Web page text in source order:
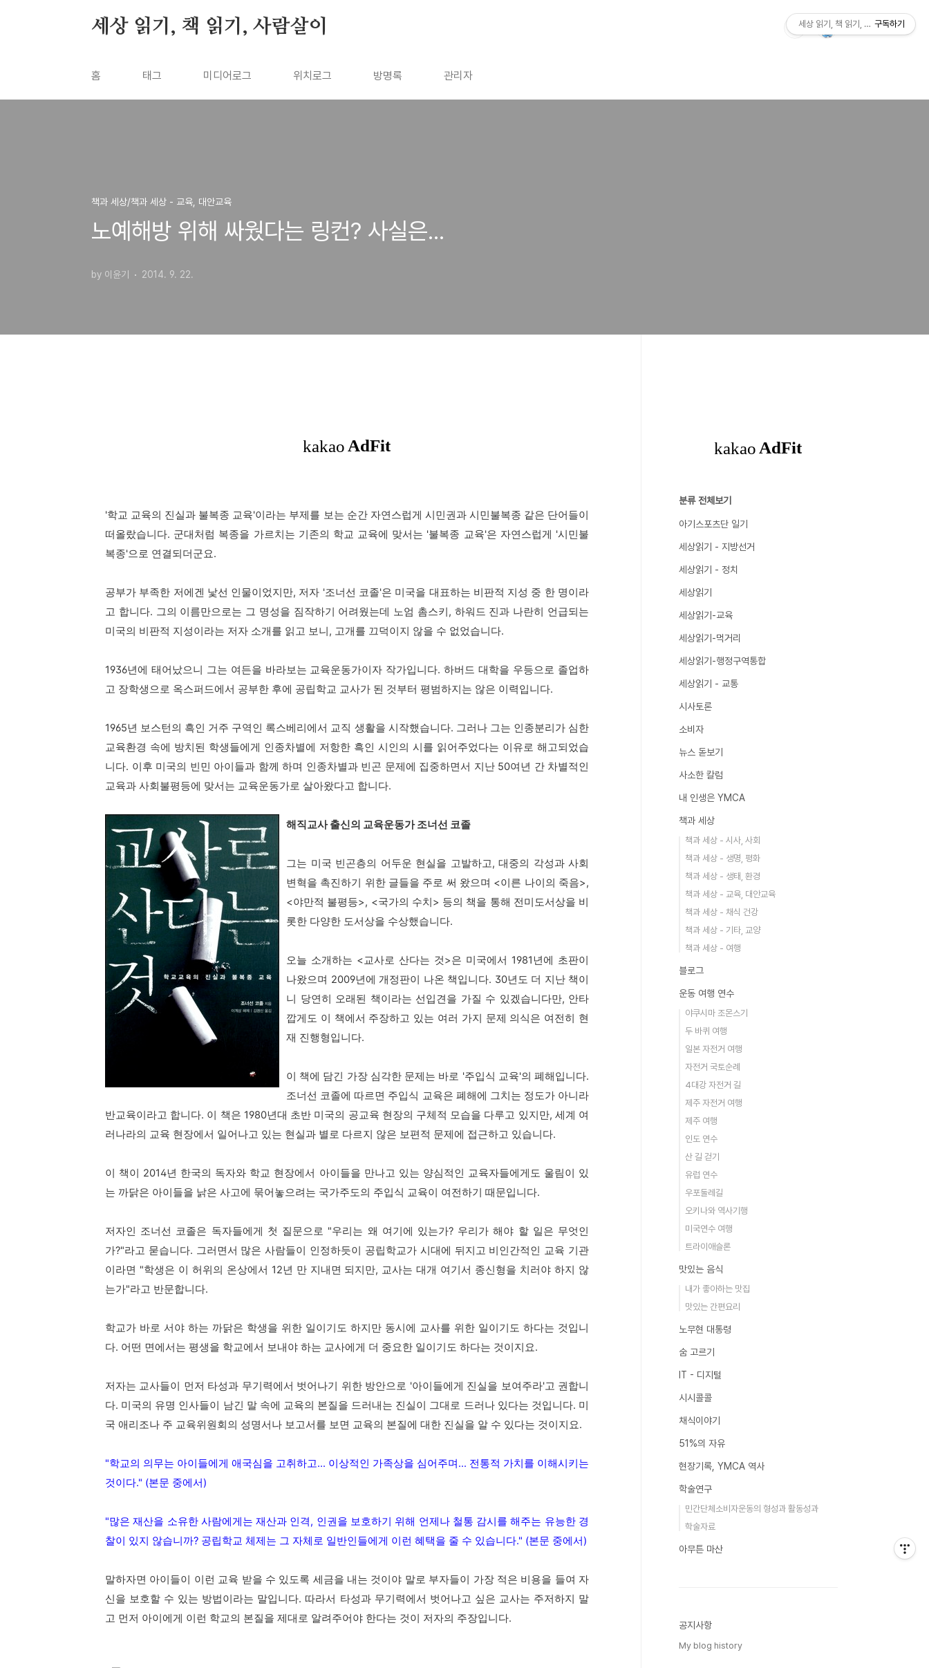
세상 읽기, 책 읽기, 사람살이
홈 태그 미디어로그 위치로그 방명록 관리자
책과 세상/책과 세상 - 교육, 대안교육
노예해방 위해 싸웠다는 링컨? 사실은...
by 이윤기 2014. 9. 22.
'학교 교육의 진실과 불복종 교육'이라는 부제를 보는 순간 자연스럽게 시민권과 시민불복종 같은 단어들이
떠올랐습니다. 군대처럼 복종을 가르치는 기존의 학교 교육에 맞서는 '불복종 교육'은 자연스럽게 '시민불
복종'으로 연결되더군요.
공부가 부족한 저에겐 낯선 인물이었지만, 저자 '조너선 코졸'은 미국을 대표하는 비판적 지성 중 한 명이라
고 합니다. 그의 이름만으로는 그 명성을 짐작하기 어려웠는데 노엄 촘스키, 하워드 진과 나란히 언급되는
미국의 비판적 지성이라는 저자 소개를 읽고 보니, 고개를 끄덕이지 않을 수 없었습니다.
1936년에 태어났으니 그는 여든을 바라보는 교육운동가이자 작가입니다. 하버드 대학을 우등으로 졸업하
고 장학생으로 옥스퍼드에서 공부한 후에 공립학교 교사가 된 것부터 평범하지는 않은 이력입니다.
1965년 보스턴의 흑인 거주 구역인 록스베리에서 교직 생활을 시작했습니다. 그러나 그는 인종분리가 심한
교육환경 속에 방치된 학생들에게 인종차별에 저항한 흑인 시인의 시를 읽어주었다는 이유로 해고되었습
니다. 이후 미국의 빈민 아이들과 함께 하며 인종차별과 빈곤 문제에 집중하면서 지난 50여년 간 차별적인
교육과 사회불평등에 맞서는 교육운동가로 살아왔다고 합니다.
해직교사 출신의 교육운동가 조너선 코졸
그는 미국 빈곤층의 어두운 현실을 고발하고, 대중의 각성과 사회
변혁을 촉진하기 위한 글들을 주로 써 왔으며 <이른 나이의 죽음>,
<야만적 불평등>, <국가의 수치> 등의 책을 통해 전미도서상을 비
롯한 다양한 도서상을 수상했습니다.
오늘 소개하는 <교사로 산다는 것>은 미국에서 1981년에 초판이
나왔으며 2009년에 개정판이 나온 책입니다. 30년도 더 지난 책이
니 당연히 오래된 책이라는 선입견을 가질 수 있겠습니다만, 안타
깝게도 이 책에서 주장하고 있는 여러 가지 문제 의식은 여전히 현
재 진행형입니다.
이 책에 담긴 가장 심각한 문제는 바로 '주입식 교육'의 폐해입니다.
조너선 코졸에 따르면 주입식 교육은 폐해에 그치는 정도가 아니라
반교육이라고 합니다. 이 책은 1980년대 초반 미국의 공교육 현장의 구체적 모습을 다루고 있지만, 세계 여
러나라의 교육 현장에서 일어나고 있는 현실과 별로 다르지 않은 보편적 문제에 접근하고 있습니다.
이 책이 2014년 한국의 독자와 학교 현장에서 아이들을 만나고 있는 양심적인 교육자들에게도 울림이 있
는 까닭은 아이들을 낡은 사고에 묶어놓으려는 국가주도의 주입식 교육이 여전하기 때문입니다.
저자인 조너선 코졸은 독자들에게 첫 질문으로 "우리는 왜 여기에 있는가? 우리가 해야 할 일은 무엇인
가?"라고 묻습니다. 그러면서 많은 사람들이 인정하듯이 공립학교가 시대에 뒤지고 비인간적인 교육 기관
이라면 "학생은 이 허위의 온상에서 12년 만 지내면 되지만, 교사는 대개 여기서 종신형을 치러야 하지 않
는가"라고 반문합니다.
학교가 바로 서야 하는 까닭은 학생을 위한 일이기도 하지만 동시에 교사를 위한 일이기도 하다는 것입니
다. 어떤 면에서는 평생을 학교에서 보내야 하는 교사에게 더 중요한 일이기도 하다는 것이지요.
저자는 교사들이 먼저 타성과 무기력에서 벗어나기 위한 방안으로 '아이들에게 진실을 보여주라'고 권합니
다. 미국의 유명 인사들이 남긴 말 속에 교육의 본질을 드러내는 진실이 그대로 드러나 있다는 것입니다. 미
국 애리조나 주 교육위원회의 성명서나 보고서를 보면 교육의 본질에 대한 진실을 알 수 있다는 것이지요.
"학교의 의무는 아이들에게 애국심을 고취하고... 이상적인 가족상을 심어주며... 전통적 가치를 이해시키는
것이다." (본문 중에서)
"많은 재산을 소유한 사람에게는 재산과 인격, 인권을 보호하기 위해 언제나 철통 감시를 해주는 유능한 경
찰이 있지 않습니까? 공립학교 체제는 그 자체로 일반인들에게 이런 혜택을 줄 수 있습니다." (본문 중에서)
말하자면 아이들이 이런 교육 받을 수 있도록 세금을 내는 것이야 말로 부자들이 가장 적은 비용을 들여 자
신을 보호할 수 있는 방법이라는 말입니다. 따라서 타성과 무기력에서 벗어나고 싶은 교사는 주저하지 말
고 먼저 아이에게 이런 학교의 본질을 제대로 알려주어야 한다는 것이 저자의 주장입니다.
분류 전체보기
아기스포츠단 일기
세상읽기 - 지방선거
세상읽기 - 정치
세상읽기
세상읽기-교육
세상읽기-먹거리
세상읽기-행정구역통합
세상읽기 - 교통
시사토론
소비자
뉴스 돋보기
사소한 칼럼
내 인생은 YMCA
책과 세상
책과 세상 - 시사, 사회
책과 세상 - 생명, 평화
책과 세상 - 생태, 환경
책과 세상 - 교육, 대안교육
책과 세상 - 채식 건강
책과 세상 - 기타, 교양
책과 세상 - 여행
블로그
운동 여행 연수
야쿠시마 조몬스기
두 바퀴 여행
일본 자전거 여행
자전거 국토순례
4대강 자전거 길
제주 자전거 여행
제주 여행
인도 연수
산 길 걷기
유럽 연수
우포둘레길
오키나와 역사기행
미국연수 여행
트라이애슬론
맛있는 음식
내가 좋아하는 맛집
맛있는 간편요리
노무현 대통령
숨 고르기
IT - 디지털
시시콜콜
채식이야기
51%의 자유
현장기록, YMCA 역사
학술연구
민간단체소비자운동의 형성과 활동성과
학술자료
아무튼 마산
공지사항
My blog history
세상 읽기, 책 읽기, 사람살이
구독하기